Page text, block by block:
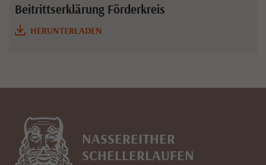
Beitrittserklärung Förderkreis
HERUNTERLADEN
NASSEREITHER
SCHELLERLAUFEN